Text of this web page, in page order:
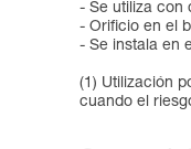
- Se utiliza con
- Orificio en el
- Se instala en
(1) Utilización
cuando el